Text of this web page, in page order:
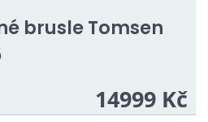
brusle Tomsen
14999 Kč